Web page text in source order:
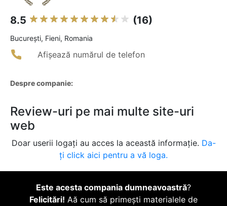
8.5 (16)
Bucureşti, Fieni, Romania
Afișează numărul de telefon
Despre companie:
Review-uri pe mai multe site-uri
web
Doar userii logați au acces la această informație. Da-
ți click aici pentru a vă loga.
Este acesta compania dumneavoastră?
Felicitări! Aă cum să primești materialele de